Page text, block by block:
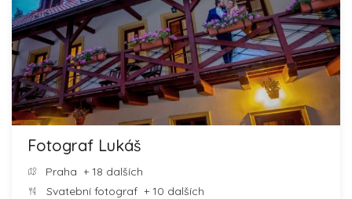
Fotograf Lukáš
Praha + 18 dalších
Svatební fotograf + 10 dalších